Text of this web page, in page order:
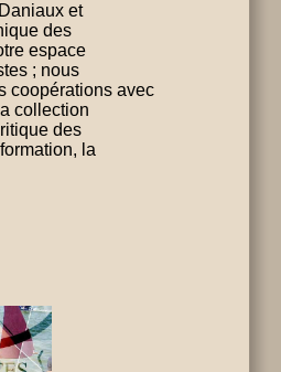
et
des
espace
; nous
coopérations avec
collection
des
la